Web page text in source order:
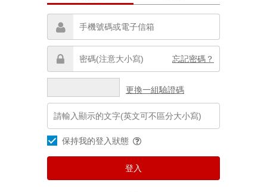
忘記密碼？
更換一組驗證碼
保持我的登入狀態